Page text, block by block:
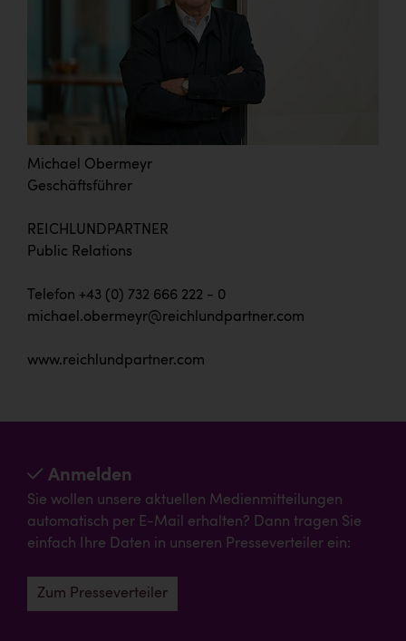
Michael Obermeyr
Geschäftsführer
REICHLUNDPARTNER
Public Relations
Telefon +43 (0) 732 666 222 - 0
michael.obermeyr@reichlundpartner.com
www.reichlundpartner.com
Anmelden
Sie wollen unsere aktuellen Medienmitteilungen
automatisch per E-Mail erhalten? Dann tragen Sie
einfach Ihre Daten in unseren Presseverteiler ein:
Zum Presseverteiler